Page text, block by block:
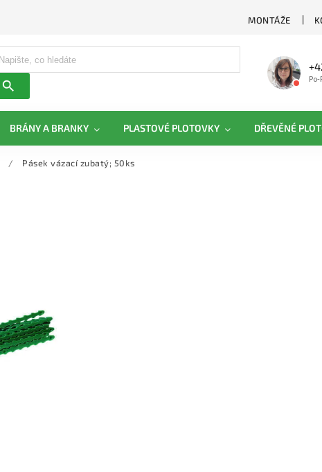
MONTÁŽE
BRÁNY A BRANKY PLASTOVÉ PLOTOVKY DŘEVĚNÉ
/ Pásek vázací zubatý; 50ks